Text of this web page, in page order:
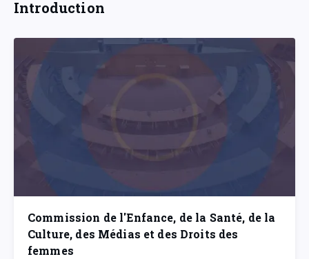
Introduction
Commission de l'Enfance, de la Santé, de la
Culture, des Médias et des Droits des
femmes